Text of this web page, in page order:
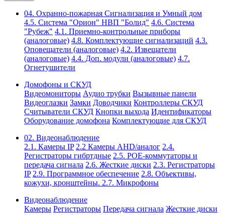
04. Охранно-пожарная Сигнализация и Умный дом
4.5. Система "Орион" НВП "Болид" 4.6. Система
"Рубеж" 4.1. Приемно-контрольные приборы
(аналоговые) 4.8. Комплектующие сигнализаций 4.3.
Оповещатели (аналоговые) 4.2. Извещатели
(аналоговые) 4.4. Доп. модули (аналоговые) 4.7.
Огнетушители
Домофоны и СКУД
Видеомониторы Аудио трубки Вызывные панели
Видеоглазки Замки Доводчики Контроллеры СКУД
Считыватели СКУД Кнопки выхода Идентификаторы
Оборудование домофона Комплектующие для СКУД
02. Видеонаблюдение
2.1. Камеры IP 2.2 Камеры AHD/аналог 2.4.
Регистраторы гибртдные 2.5. РОЕ-коммутаторы и
передача сигнала 2.6. Жесткие диски 2.3. Регистраторы
IP 2.9. Программное обеспечение 2.8. Объективы,
кожухи, кронштейны. 2.7. Микрофоны
Видеонаблюдение
Камеры Регистраторы Передача сигнала Жесткие диски